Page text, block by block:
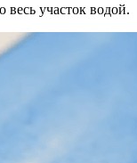
участок водой.